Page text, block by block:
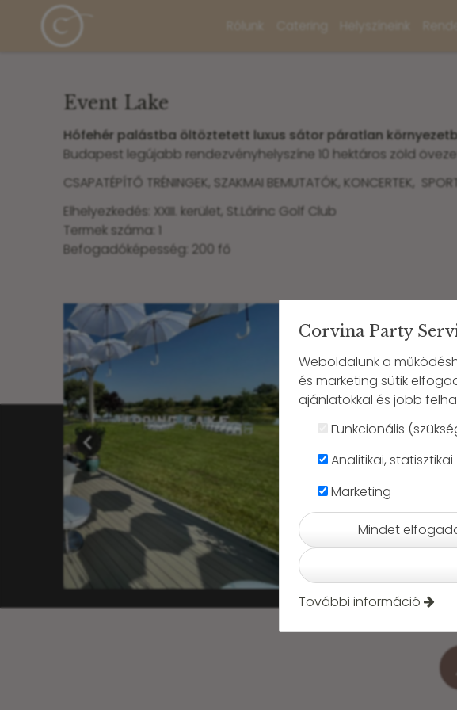
Rólunk Helyszíneink
Event Lake
Hófehér palástba öltöztetett luxus sátor páratlan
Budapest legújabb rendezvényhelyszíne 10 hektáros zöld
CSAPATÉPÍTŐ TRÉNINGEK, SZAKMAI BEMUTATÓK, KONCERTEK,
Elhelyezkedés: XXIII. kerület, St.Lőrinc Golf Club
Termek száma: 1
Befogadóképesség: 200 fő
Corvina Party
Weboldalunk a
és marketing sütik
ajánlatokkal és jobb
Funkcionális
Analitikai, statisztikai
Marketing
Mindet
További információ